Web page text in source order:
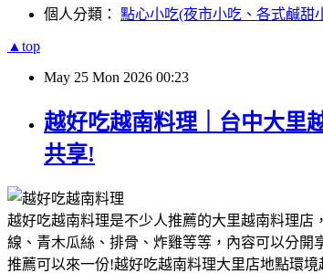
個人分類： 點心小吃(夜市小吃、各式鹹甜
▲top
May 25 Mon 2026 00:23
越好吃越南料理｜台中大里
共享!
越好吃越南料理是不少人推薦的大里越南料理
線、青木瓜絲、排骨、炸雞等等，內容可以分
推薦可以來一份!越好吃越南料理大里店地點環